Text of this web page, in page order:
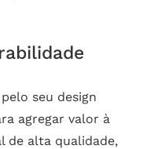
seu design
agregar valor à
de alta qualidade,